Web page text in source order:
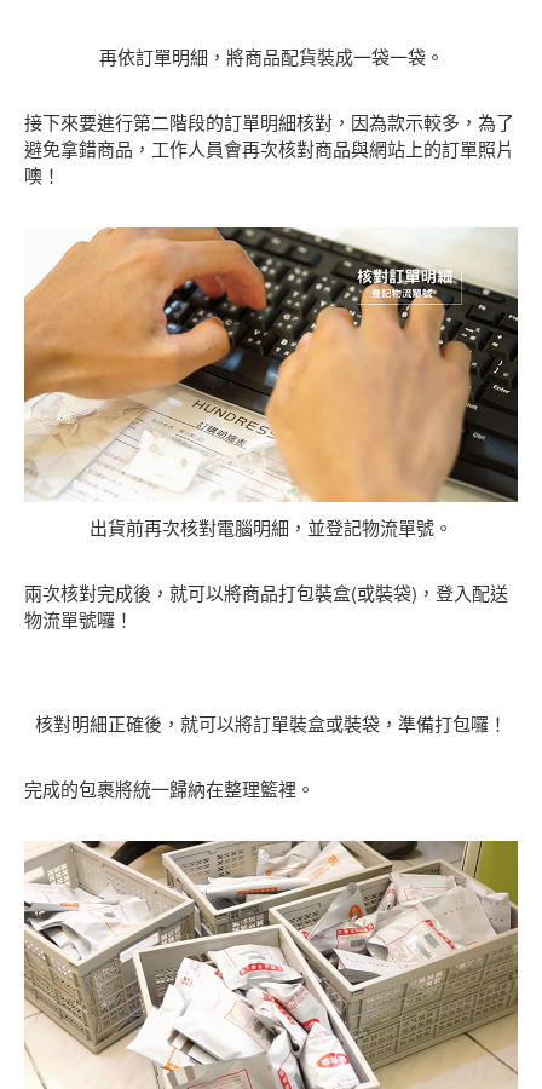
再依訂單明細，將商品配貨裝成一袋一袋。
接下來要進行第二階段的訂單明細核對，因為款示較多，為了
避免拿錯商品，工作人員會再次核對商品與網站上的訂單照片
噢！
出貨前再次核對電腦明細，並登記物流單號。
兩次核對完成後，就可以將商品打包裝盒(或裝袋)，登入配送
物流單號囉！
核對明細正確後，就可以將訂單裝盒或裝袋，準備打包囉！
完成的包裹將統一歸納在整理籃裡。